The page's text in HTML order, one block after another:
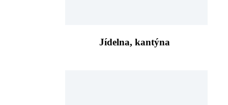
Jídelna, kantýna